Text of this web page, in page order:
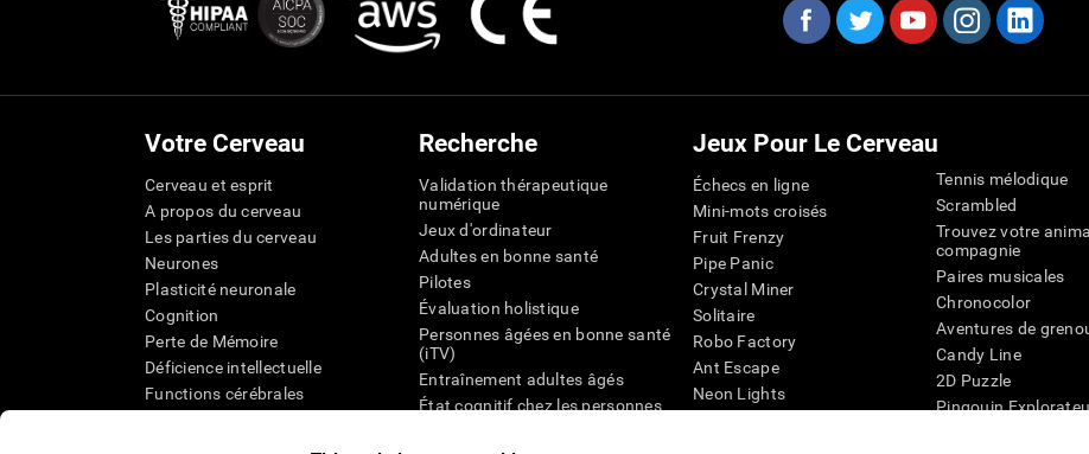
Votre Cerveau
Cerveau et esprit
A propos du cerveau
Les parties du cerveau
Neurones
Plasticité neuronale
Cognition
Perte de Mémoire
Déficience intellectuelle
Functions cérébrales
Recherche
Validation thérapeutique
numérique
Jeux d'ordinateur
Adultes en bonne santé
Pilotes
Évaluation holistique
Personnes âgées en bonne santé
(iTV)
Entraînement adultes âgés
État cognitif chez les personnes
Jeux Pour Le Cerveau
Échecs en ligne
Mini-mots croisés
Fruit Frenzy
Pipe Panic
Crystal Miner
Solitaire
Robo Factory
Ant Escape
Neon Lights
Tennis mélodique
Scrambled
Trouvez votre
compagnie
Paires musicales
Chronocolor
Aventures de
Candy Line
2D Puzzle
Pingouin